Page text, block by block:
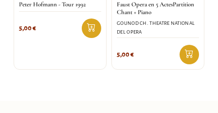
Peter Hofmann - Tour 1992
5,00€
Faust Opera en 5 ActesPartition
Chant + Piano
GOUNOD CH. THEATRE NATIONAL
DEL OPERA
5,00€